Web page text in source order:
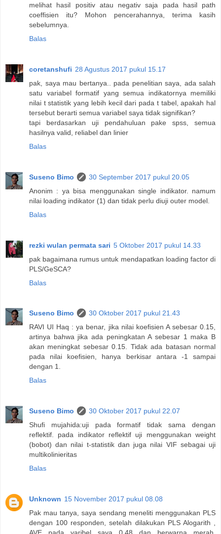
melihat hasil positiv atau negativ saja pada hasil path
coeffisien itu? Mohon pencerahannya, terima kasih
sebelumnya.
Balas
coretanshufi 28 Agustus 2017 pukul 15.17
pak, saya mau bertanya.. pada penelitian saya, ada salah
satu variabel formatif yang semua indikatornya memiliki
nilai t statistik yang lebih kecil dari pada t tabel, apakah hal
tersebut berarti semua variabel saya tidak signifikan?
tapi berdasarkan uji pendahuluan pake spss, semua
hasilnya valid, reliabel dan linier
Balas
Suseno Bimo
30 September 2017 pukul 20.05
Anonim : ya bisa menggunakan single indikator. namum
nilai loading indikator (1) dan tidak perlu diuji outer model.
Balas
rezki wulan permata sari 5 Oktober 2017 pukul 14.33
pak bagaimana rumus untuk mendapatkan loading factor di
PLS/GeSCA?
Balas
Suseno Bimo
30 Oktober 2017 pukul 21.43
RAVI UI Haq : ya benar, jika nilai koefisien A sebesar 0.15,
artinya bahwa jika ada peningkatan A sebesar 1 maka B
akan meningkat sebesar 0.15. Tidak ada batasan normal
pada nilai koefisien, hanya berkisar antara -1 sampai
dengan 1.
Balas
Suseno Bimo
30 Oktober 2017 pukul 22.07
Shufi mujahida:uji pada formatif tidak sama dengan
reflektif. pada indikator reflektif uji menggunakan weight
(bobot) dan nilai t-statistik dan juga nilai VIF sebagai uji
multikolinieritas
Balas
Unknown 15 November 2017 pukul 08.08
Pak mau tanya, saya sendang meneliti menggunakan PLS
dengan 100 responden, setelah dilakukan PLS Alogarith ,